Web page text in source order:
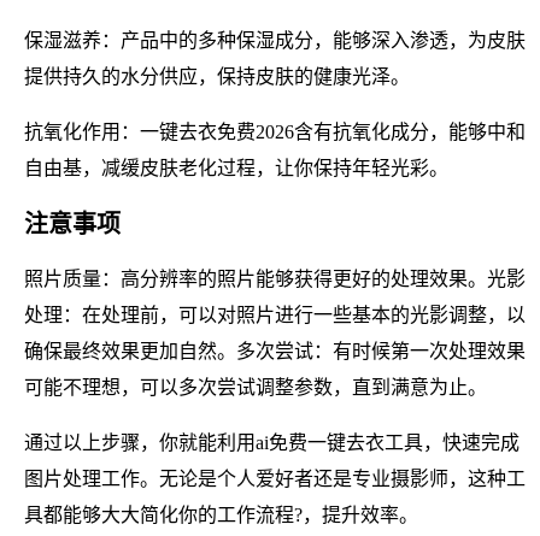
保湿滋养：产品中的多种保湿成分，能够深入渗透，为皮肤
提供持久的水分供应，保持皮肤的健康光泽。
抗氧化作用：一键去衣免费2026含有抗氧化成分，能够中和
自由基，减缓皮肤老化过程，让你保持年轻光彩。
注意事项
照片质量：高分辨率的照片能够获得更好的处理效果。光影
处理：在处理前，可以对照片进行一些基本的光影调整，以
确保最终效果更加自然。多次尝试：有时候第一次处理效果
可能不理想，可以多次尝试调整参数，直到满意为止。
通过以上步骤，你就能利用ai免费一键去衣工具，快速完成
图片处理工作。无论是个人爱好者还是专业摄影师，这种工
具都能够大大简化你的工作流程?，提升效率。